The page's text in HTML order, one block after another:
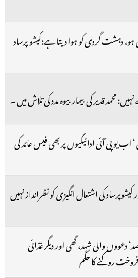
دہشت گردی کو ہوا دیتا ہے:کیشو پرساد
محمد قدیر کی بیمار بیوہ مدد کی تلاش میں ۔
یو پی آئی ادائیگیوں پر بھی فیس عائد کی
کیشوپرساد کی اشتعال انگیزی کو نظرانداز نہیں
کو ’100 فیصد‘ دعووں والی شہد، گھی اور دیگر غذائی
روکنے کا حکم